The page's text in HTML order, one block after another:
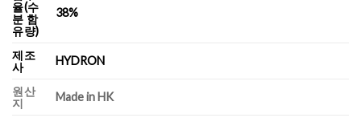
율(수
분 함
유량)
38%
제조
사
HYDRON
원산
지
Made in HK